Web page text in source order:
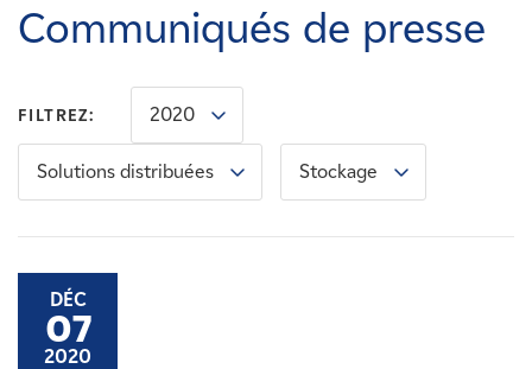
Carrières
Nouvelles
Contactez-nous
Communiqués de presse
FILTREZ: 2020
Solutions distribuées Stockage
DÉC
07
2020